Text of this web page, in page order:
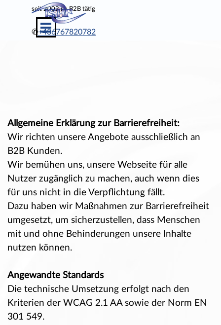
Direkt zum Seiteninhalt
✆+436767820782
seit 2002 im B2B tätig
Menü überspringen
Allgemeine Erklärung zur Barrierefreiheit:
Wir richten unsere Angebote ausschließlich an
B2B Kunden.
Wir bemühen uns, unsere Webseite für alle
Nutzer zugänglich zu machen, auch wenn dies
für uns nicht in die Verpflichtung fällt.
Dazu haben wir Maßnahmen zur Barrierefreiheit
umgesetzt, um sicherzustellen, dass Menschen
mit und ohne Behinderungen unsere Inhalte
nutzen können.
Angewandte Standards
Die technische Umsetzung erfolgt nach den
Kriterien der WCAG 2.1 AAsowie der Norm EN
301 549.